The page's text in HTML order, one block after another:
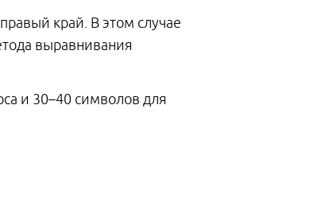
край. В этом случае
выравнивания
и 30–40 символов для